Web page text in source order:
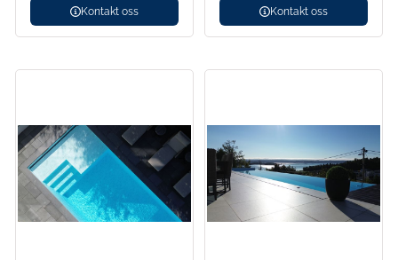
Kontakt oss Kontakt oss